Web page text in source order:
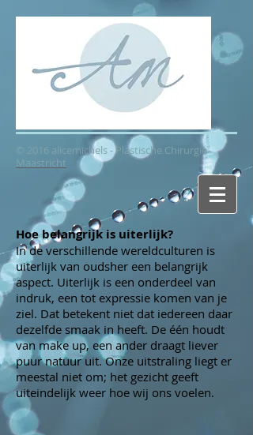
© 2016 alicemichels - Plastische Chirurgie
Maastricht
Hoe belangrijk is uiterlijk?
In de verschillende wereldculturen is
uiterlijk van oudsher een belangrijk
aspect. Uiterlijk is een onderdeel van
indruk, een tot expressie komen van je
ziel. Dat betekent niet dat iedereen daar
dezelfde smaak in heeft. De één houdt
van make up, een ander draagt liever
puur natuur uit. Onze uitstraling liegt er
meestal niet om; het gezicht geeft
uiteindelijk weer hoe wij ons voelen.